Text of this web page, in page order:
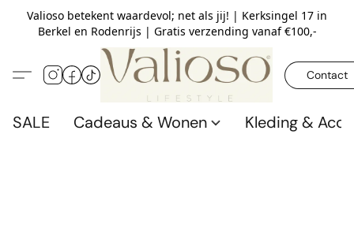
Valioso betekent waardevol; net als jij! | Kerksingel 17 in
Berkel en Rodenrijs | Gratis verzending vanaf €100,-
Contact
SALE Cadeaus & Wonen Kleding &